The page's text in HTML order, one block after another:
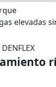
elevadas